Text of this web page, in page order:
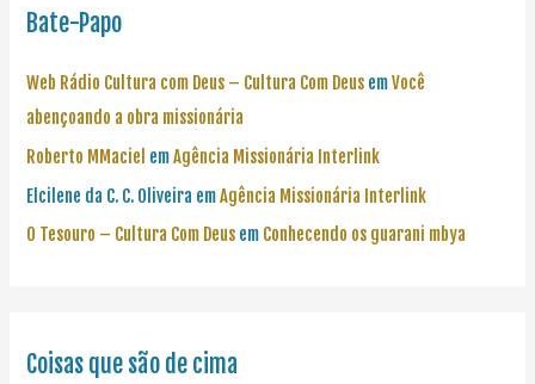
Bate-Papo
Web Rádio Cultura com Deus – Cultura Com Deus emVocê
abençoando a obra missionária
Roberto MMaciel emAgência Missionária Interlink
Elcilene da C. C. Oliveira emAgência Missionária Interlink
O Tesouro – Cultura Com Deus em Conhecendo os guarani mbya
Coisas que são de cima